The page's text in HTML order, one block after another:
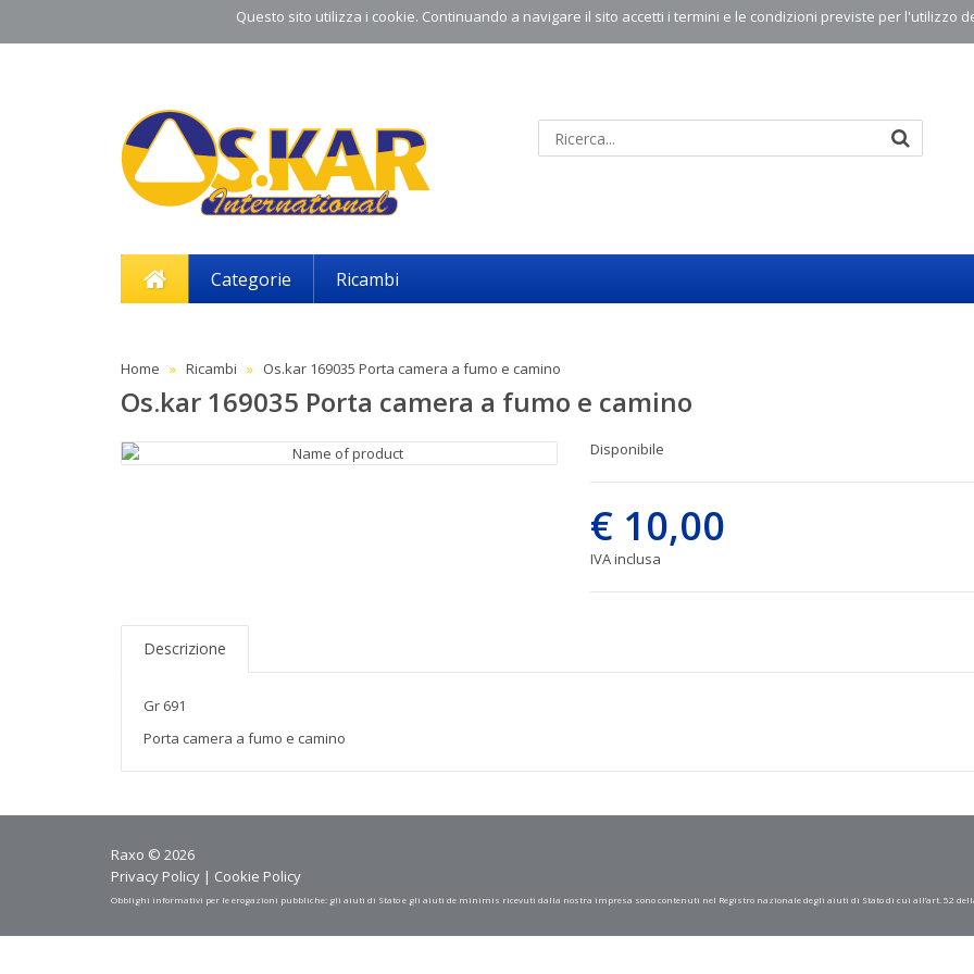
Questo sito utilizza i cookie. Continuando a navigare il sito accetti i termini e le condizioni previste per l'utilizzo
Categorie Ricambi
Home Ricambi Os.kar 169035 Porta camera a fumo e camino
Os.kar 169035 Porta camera a fumo e camino
Disponibile
€ 10,00
IVA inclusa
Descrizione
Gr 691
Porta camera a fumo e camino
Raxo © 2026
Privacy Policy | Cookie Policy
Obblighi informativi per le erogazioni pubbliche: gli aiuti di Stato e gli aiuti de minimis ricevuti dalla nostra impresa sono contenuti nel Registro nazionale degli aiuti di Stato di cui all’art. 52 della